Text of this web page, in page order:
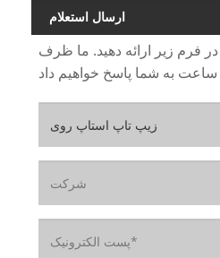
ارسال استعلام
فرم زیر ارائه دهید. ما ظرف